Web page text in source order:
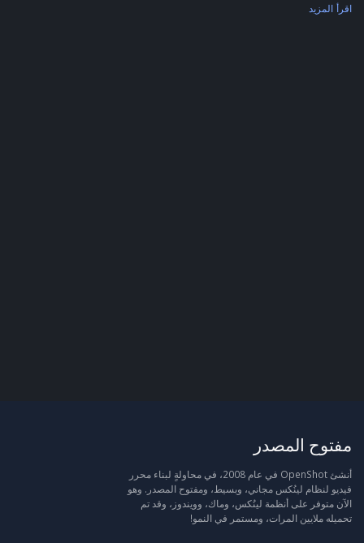
اقرأ المزيد
مفتوح المصدر
أنشئ OpenShot في عام 2008، في محاولةٍ لبناء محرر
فيديو لنظام لينُكس مجاني، وبسيط، ومفتوح المصدر. وهو
الآن متوفر على أنظمة لينُكس، وماك، وويندوز، وقد تم
تحميله ملايين المرات، ومستمر في النمو!